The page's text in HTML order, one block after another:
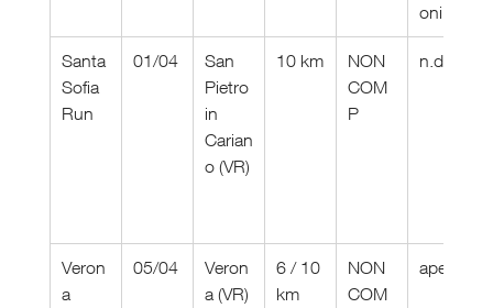
oni
Santa
Sofia
Run
01/04
San
Pietro
in
Carian
o (VR)
10 km
NON
COM
P
n.d.
Veron
a
05/04
Veron
a (VR)
6 / 10
km
NON
COM
aperte